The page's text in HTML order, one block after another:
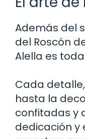
Además del
del Roscón
Alella es
Cada
hasta la
confitadas y
dedicación y